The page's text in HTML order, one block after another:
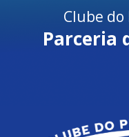
Clube
Parceria